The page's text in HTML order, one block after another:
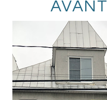
AVANT